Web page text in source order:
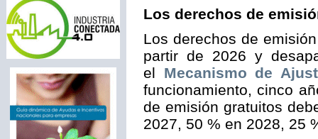
Los derechos de
Los derechos de
partir de 2026 y
el Mecanismo de
funcionamiento, cinco
de emisión gratuitos
2027, 50 % en 2028, 25